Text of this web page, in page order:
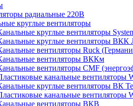
радиальные 220В
круглые вентиляторы
круглые вентиляторы
круглые вентиляторы ВКК
вентиляторы Ruck
вентиляторы ВККм
вентиляторы CMF
канальные вентиляторы
круглые вентиляторы ВК
канальные вентиляторы
вентиляторы ВКВ